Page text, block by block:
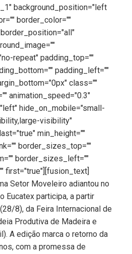
background_position="left
border_color=""
repeat" padding_top=""
padding_left=""
class=""
animation_speed="0.3"
hide_on_mobile="small-
visibility"
min_height=""
border_sizes_top=""
border_sizes_left=""
first="true"][fusion_text]
Setor Moveleiro adiantou no
Eucatex participa, a partir
8), da Feira Internacional de
Produtiva de Madeira e
A edição marca o retorno da
com a promessa de